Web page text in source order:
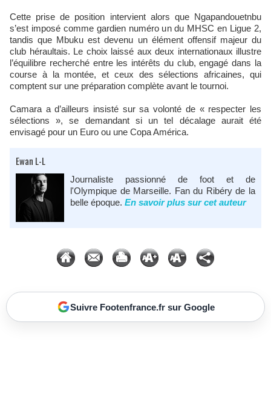
Cette prise de position intervient alors que Ngapandouetnbu
s’est imposé comme gardien numéro un du MHSC en Ligue 2,
tandis que Mbuku est devenu un élément offensif majeur du
club héraultais. Le choix laissé aux deux internationaux illustre
l’équilibre recherché entre les intérêts du club, engagé dans la
course à la montée, et ceux des sélections africaines, qui
comptent sur une préparation complète avant le tournoi.​
Camara a d’ailleurs insisté sur sa volonté de « respecter les
sélections », se demandant si un tel décalage aurait été
envisagé pour un Euro ou une Copa América.
Ewan L-L
Journaliste passionné de foot et de
l'Olympique de Marseille. Fan du Ribéry de la
belle époque. En savoir plus sur cet auteur
Suivre Footenfrance.fr sur Google